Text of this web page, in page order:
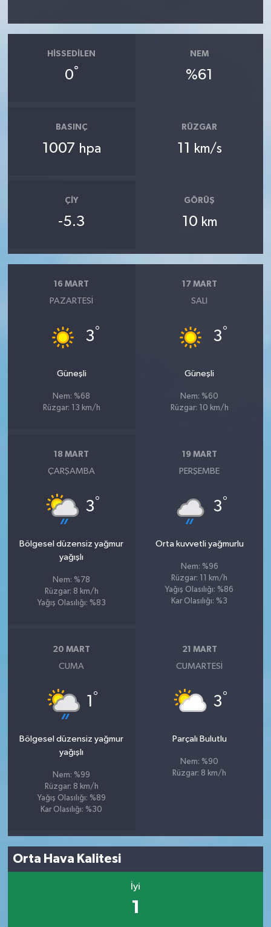
HISSEDILEN
0°
NEM
%61
BASINÇ
1007 hpa
RÜZGAR
11 km/s
ÇIY
-5.3
GÖRÜŞ
10 km
16 MART
PAZARTESI
3°
Güneşli
Nem: %68
Rüzgar: 13 km/h
17 MART
SALI
3°
Güneşli
Nem: %60
Rüzgar: 10 km/h
18 MART
ÇARŞAMBA
3°
Bölgesel düzensiz yağmur
yağışlı
Nem: %78
Rüzgar: 8 km/h
Yağış Olasılığı: %83
19 MART
PERŞEMBE
3°
Orta kuvvetli yağmurlu
Nem: %96
Rüzgar: 11 km/h
Yağış Olasılığı: %86
Kar Olasılığı: %3
20 MART
CUMA
1 °
Bölgesel düzensiz yağmur
yağışlı
Nem: %99
Rüzgar: 8 km/h
Yağış Olasılığı: %89
Kar Olasılığı: %30
21 MART
CUMARTESI
3°
Parçalı Bulutlu
Nem: %90
Rüzgar: 8 km/h
Orta Hava Kalitesi
İyi
1